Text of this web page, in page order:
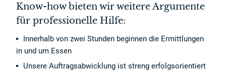
Know-how bieten wir weitere Argumente
für professionelle Hilfe:
Innerhalb von zwei Stunden beginnen die Ermittlungen
in und um Essen
Unsere Auftragsabwicklung ist streng erfolgsorientiert